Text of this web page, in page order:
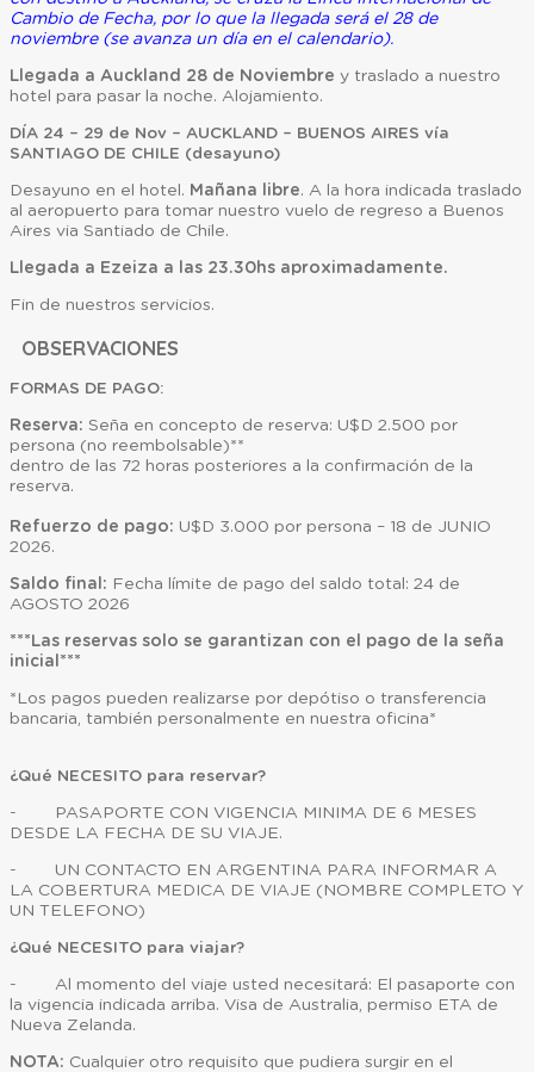
Cambio de Fecha, por lo que la llegada será el 28 de
noviembre (se avanza un día en el calendario).
Llegada a Auckland 28 de Noviembre y traslado a nuestro
hotel para pasar la noche. Alojamiento.
DÍA 24 – 29 de Nov – AUCKLAND – BUENOS AIRES vía
SANTIAGO DE CHILE (desayuno)
Desayuno en el hotel. Mañana libre. A la hora indicada traslado
al aeropuerto para tomar nuestro vuelo de regreso a Buenos
Aires via Santiado de Chile.
Llegada a Ezeiza a las 23.30hs aproximadamente.
Fin de nuestros servicios.
OBSERVACIONES
FORMAS DE PAGO:
Reserva: Seña en concepto de reserva: U$D 2.500 por
persona (no reembolsable)**
dentro de las 72 horas posteriores a la confirmación de la
reserva.
Refuerzo de pago: U$D 3.000 por persona – 18 de JUNIO
2026.
Saldo final: Fecha límite de pago del saldo total: 24 de
AGOSTO 2026
***Las reservas solo se garantizan con el pago de la seña
inicial***
*Los pagos pueden realizarse por depótiso o transferencia
bancaria, también personalmente en nuestra oficina*
¿Qué NECESITO para reservar?
- PASAPORTE CON VIGENCIA MINIMA DE 6 MESES
DESDE LA FECHA DE SU VIAJE.
- UN CONTACTO EN ARGENTINA PARA INFORMAR A
LA COBERTURA MEDICA DE VIAJE (NOMBRE COMPLETO Y
UN TELEFONO)
¿Qué NECESITO para viajar?
- Al momento del viaje usted necesitará: El pasaporte con
la vigencia indicada arriba. Visa de Australia, permiso ETA de
Nueva Zelanda.
NOTA: Cualquier otro requisito que pudiera surgir en el